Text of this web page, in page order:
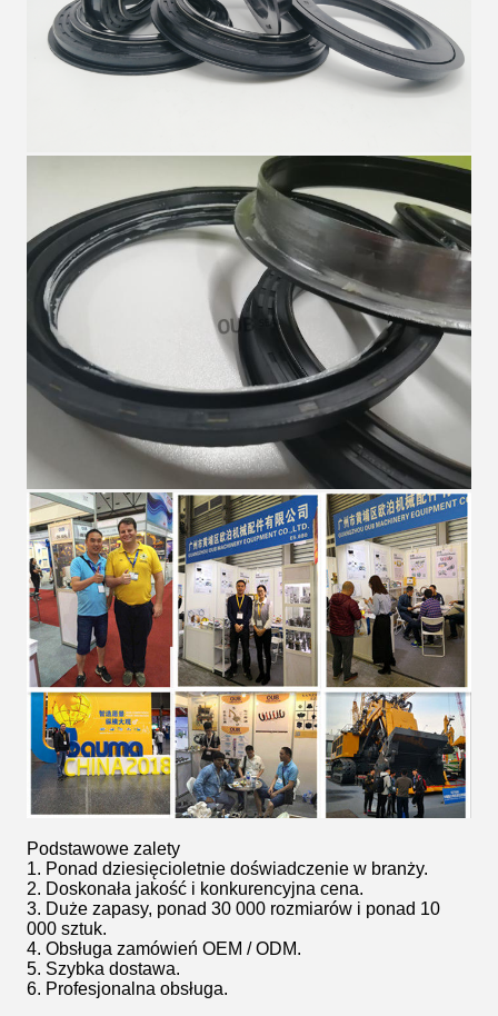
Podstawowe zalety
1. Ponad dziesięcioletnie doświadczenie w branży.
2. Doskonała jakość i konkurencyjna cena.
3. Duże zapasy, ponad 30 000 rozmiarów i ponad 10
000 sztuk.
4. Obsługa zamówień OEM / ODM.
5. Szybka dostawa.
6. Profesjonalna obsługa.